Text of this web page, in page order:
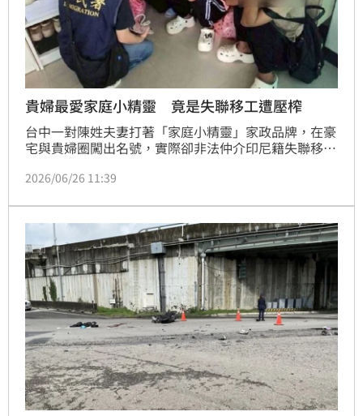
貴婦最愛家庭小精靈 竟是失聯移工遭壓榨
台中一對陳姓夫妻打著「家庭小精靈」家政品牌，在豪
宅與貴婦圈闖出名號，實際卻非法仲介印尼籍失聯移工
開百萬名車。移民署查獲33人，全案近日偵結，夫妻已
2026/06/26 11:39